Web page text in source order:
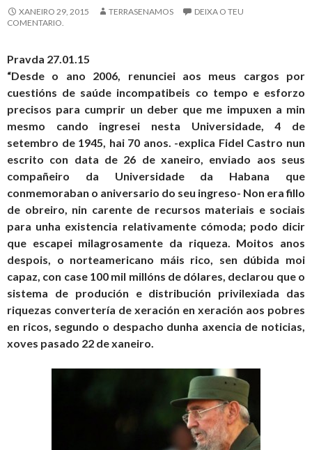
XANEIRO 29, 2015 TERRASENAMOS
DEIXA O TEU
COMENTARIO.
Pravda 27.01.15
“Desde o ano 2006, renunciei aos meus cargos por
cuestións de saúde incompatibeis co tempo e esforzo
precisos para cumprir un deber que me impuxen a min
mesmo cando ingresei nesta Universidade, 4 de
setembro de 1945, hai 70 anos. -explica Fidel Castro nun
escrito con data de 26 de xaneiro, enviado aos seus
compañeiro da Universidade da Habana que
conmemoraban o aniversario do seu ingreso- Non era fillo
de obreiro, nin carente de recursos materiais e sociais
para unha existencia relativamente cómoda; podo dicir
que escapei milagrosamente da riqueza. Moitos anos
despois, o norteamericano máis rico, sen dúbida moi
capaz, con case 100 mil millóns de dólares, declarou que o
sistema de produción e distribución privilexiada das
riquezas convertería de xeración en xeración aos pobres
en ricos, segundo o despacho dunha axencia de noticias,
xoves pasado 22 de xaneiro.